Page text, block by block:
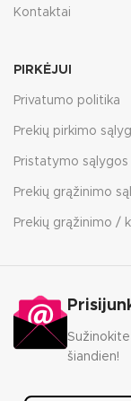
Kontaktai
PIRKĖJUI
Privatumo politika
Prekių pirkimo
Pristatymo sąlygos
Prekių grąžinimo
Prekių grąžinimo /
šiandien!